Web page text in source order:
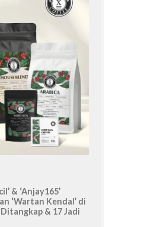
& ‘Anjay165’
‘Wartan Kendal’ di
& 17 Jadi